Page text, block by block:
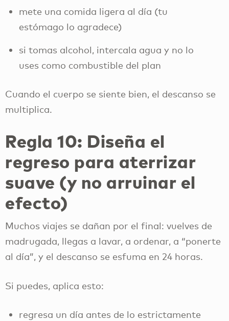
mete una comida ligera al día (tu
estómago lo agradece)
si tomas alcohol, intercala agua y no lo
uses como combustible del plan
Cuando el cuerpo se siente bien, el descanso se
multiplica.
Regla 10: Diseña el
regreso para aterrizar
suave (y no arruinar el
efecto)
Muchos viajes se dañan por el final: vuelves de
madrugada, llegas a lavar, a ordenar, a “ponerte
al día”, y el descanso se esfuma en 24 horas.
Si puedes, aplica esto:
regresa un día antes de lo estrictamente